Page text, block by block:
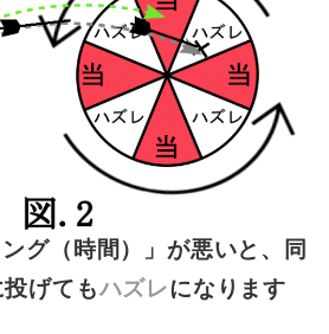
グ（時間）」が悪いと、同
投げてもハズレになります